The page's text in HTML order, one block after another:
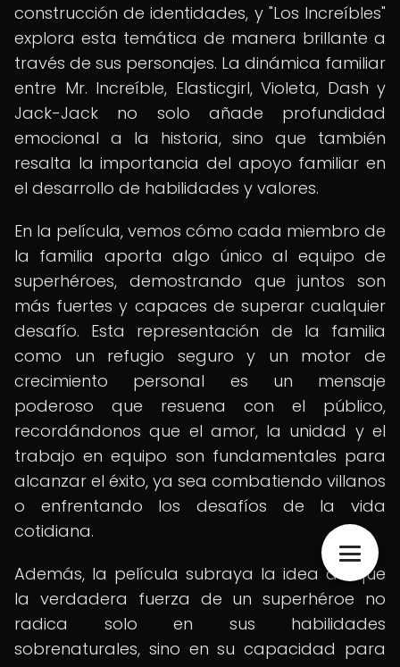
construcción de identidades, y "Los Increíbles"
explora esta temática de manera brillante a
través de sus personajes. La dinámica familiar
entre Mr. Increíble, Elasticgirl, Violeta, Dash y
Jack-Jack no solo añade profundidad
emocional a la historia, sino que también
resalta la importancia del apoyo familiar en
el desarrollo de habilidades y valores.
En la película, vemos cómo cada miembro de
la familia aporta algo único al equipo de
superhéroes, demostrando que juntos son
más fuertes y capaces de superar cualquier
desafío. Esta representación de la familia
como un refugio seguro y un motor de
crecimiento personal es un mensaje
poderoso que resuena con el público,
recordándonos que el amor, la unidad y el
trabajo en equipo son fundamentales para
alcanzar el éxito, ya sea combatiendo villanos
o enfrentando los desafíos de la vida
cotidiana.
Además, la película subraya la idea de que
la verdadera fuerza de un superhéroe no
radica solo en sus habilidades
sobrenaturales, sino en su capacidad para